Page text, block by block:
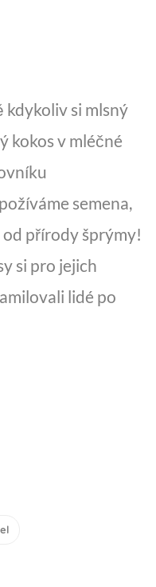
kdykoliv si mlsný
kokos v mléčné
semena,
od přírody šprýmy!
si pro jejich
lidé po